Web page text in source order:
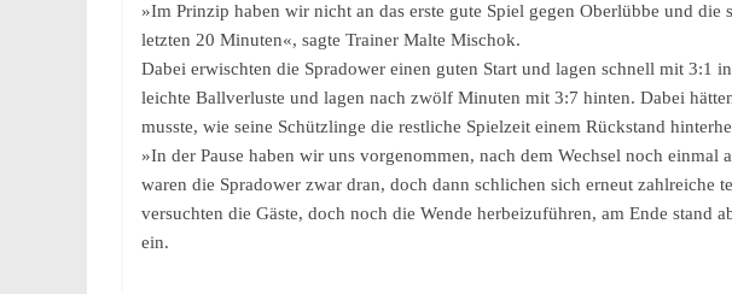
»Im Prinzip haben wir nicht an das erste gute Spiel gegen Oberlübbe und
letzten 20 Minuten«, sagte Trainer Malte Mischok.
Dabei erwischten die Spradower einen guten Start und lagen schnell mit 3:1
leichte Ballverluste und lagen nach zwölf Minuten mit 3:7 hinten. Dabei
musste, wie seine Schützlinge die restliche Spielzeit einem Rückstand
»In der Pause haben wir uns vorgenommen, nach dem Wechsel noch
waren die Spradower zwar dran, doch dann schlichen sich erneut
versuchten die Gäste, doch noch die Wende herbeizuführen, am Ende stand
ein.